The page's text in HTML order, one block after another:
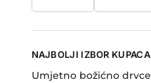
NAJBOLJI IZBOR KUPACA
Umjetno božićno drvce